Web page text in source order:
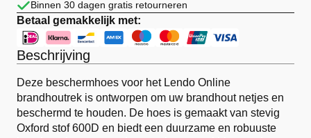
Binnen 30 dagen gratis retourneren
Betaal gemakkelijk met:
Beschrijving
Deze beschermhoes voor het Lendo Online
brandhoutrek is ontworpen om uw brandhout netjes en
beschermd te houden. De hoes is gemaakt van stevig
Oxford stof 600D en biedt een duurzame en robuuste